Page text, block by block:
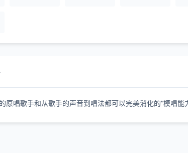
原唱歌手和从歌手的声音到唱法都可以完美消化的“模唱能